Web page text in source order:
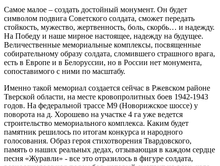
Самое малое – создать достойный монумент. Он будет
символом подвига Советского солдата, сможет передать
стойкость, мужество, жертвенность, боль, скорбь… и надежду.
На Победу и наше мирное настоящее, надежду на будущее.
Величественные мемориальные комплексы, посвященные
собирательному образу солдата, сломившего страшного врага,
есть в Европе и в Белоруссии, но в России нет монумента,
сопоставимого с ними по масштабу.
Именно такой мемориал создается сейчас в Ржевском районе
Тверской области, на месте кровопролитных боев 1942-1943
годов. На федеральной трассе М9 (Новорижское шоссе) у
поворота на д. Хорошево на участке 4 га уже ведется
строительство мемориального комплекса. Каким будет
памятник решилось по итогам конкурса и народного
голосования. Образ героя стихотворения Твардовского,
память о наших реальных дедах, отзывающая в каждом сердце
песня «Журавли» - все это отразилось в фигуре солдата,